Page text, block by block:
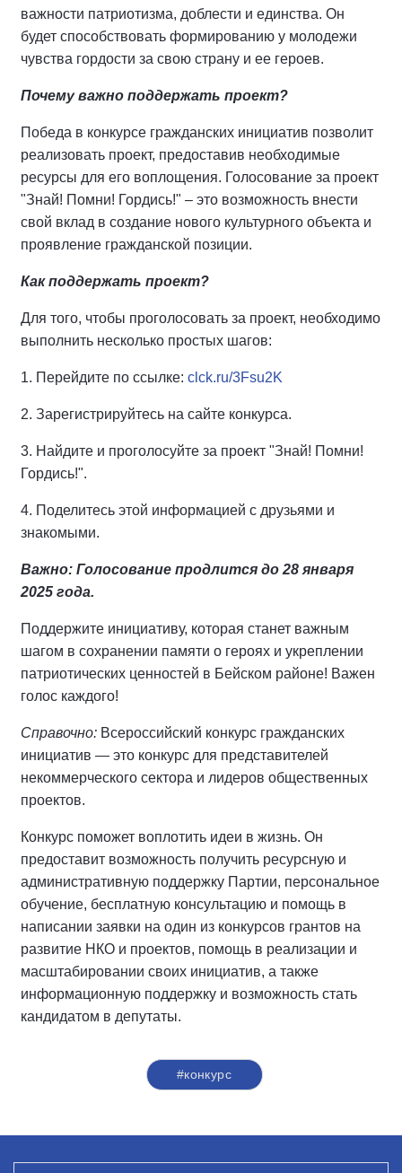
важности патриотизма, доблести и единства. Он
будет способствовать формированию у молодежи
чувства гордости за свою страну и ее героев.
Почему важно поддержать проект?
Победа в конкурсе гражданских инициатив позволит
реализовать проект, предоставив необходимые
ресурсы для его воплощения. Голосование за проект
"Знай! Помни! Гордись!" – это возможность внести
свой вклад в создание нового культурного объекта и
проявление гражданской позиции.
Как поддержать проект?
Для того, чтобы проголосовать за проект, необходимо
выполнить несколько простых шагов:
1. Перейдите по ссылке: clck.ru/3Fsu2K
2. Зарегистрируйтесь на сайте конкурса.
3. Найдите и проголосуйте за проект "Знай! Помни!
Гордись!".
4. Поделитесь этой информацией с друзьями и
знакомыми.
Важно: Голосование продлится до 28 января
2025 года.
Поддержите инициативу, которая станет важным
шагом в сохранении памяти о героях и укреплении
патриотических ценностей в Бейском районе! Важен
голос каждого!
Справочно: Всероссийский конкурс гражданских
инициатив — это конкурс для представителей
некоммерческого сектора и лидеров общественных
проектов.
Конкурс поможет воплотить идеи в жизнь. Он
предоставит возможность получить ресурсную и
административную поддержку Партии, персональное
обучение, бесплатную консультацию и помощь в
написании заявки на один из конкурсов грантов на
развитие НКО и проектов, помощь в реализации и
масштабировании своих инициатив, а также
информационную поддержку и возможность стать
кандидатом в депутаты.
#конкурс